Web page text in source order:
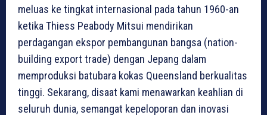
meluas ke tingkat internasional pada tahun 1960-an
ketika Thiess Peabody Mitsui mendirikan
perdagangan ekspor pembangunan bangsa (nation-
building export trade) dengan Jepang dalam
memproduksi batubara kokas Queensland berkualitas
tinggi. Sekarang, disaat kami menawarkan keahlian di
seluruh dunia, semangat kepeloporan dan inovasi